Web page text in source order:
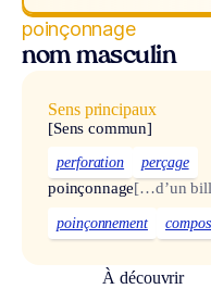
poinçonnage
nom masculin
Sens principaux
[Sens commun]
perforation perçage
poinçonnage[…d’un
poinçonnement
À découvrir